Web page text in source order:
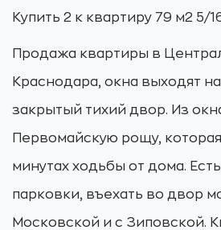
Купить 2 к квартиру 79 м2 5/
Продажа квартиры в
Краснодара, окна выходят
закрытый тихий двор. Из
Первомайскую рощу,
минутах ходьбы от дома.
парковки, въехать во двор
Московской и с Зиповской.